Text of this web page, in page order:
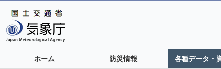
ホーム 防災情報 各種データ・